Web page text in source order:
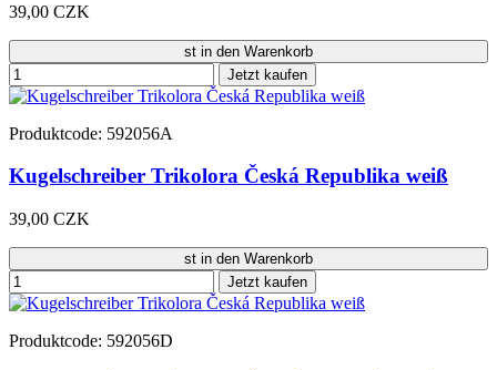
39,00 CZK
st in den Warenkorb
Jetzt kaufen
Produktcode: 592056A
Kugelschreiber Trikolora Česká Republika weiß
39,00 CZK
st in den Warenkorb
Jetzt kaufen
Produktcode: 592056D